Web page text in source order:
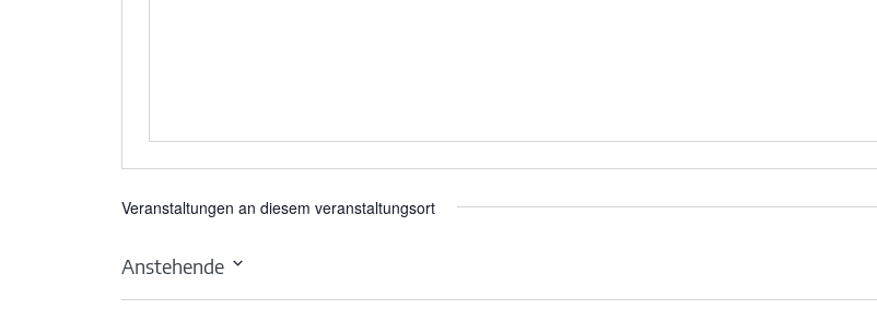
Veranstaltungen an diesem veranstaltungsort
Anstehende
Datum